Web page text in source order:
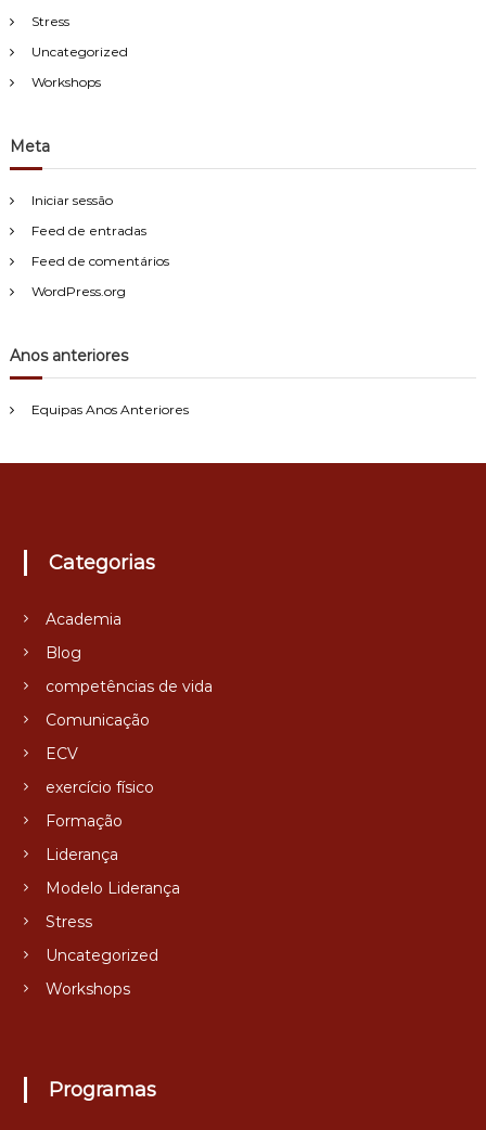
Stress
Uncategorized
Workshops
Meta
Iniciar sessão
Feed de entradas
Feed de comentários
WordPress.org
Anos anteriores
Equipas Anos Anteriores
Categorias
Academia
Blog
competências de vida
Comunicação
ECV
exercício físico
Formação
Liderança
Modelo Liderança
Stress
Uncategorized
Workshops
Programas